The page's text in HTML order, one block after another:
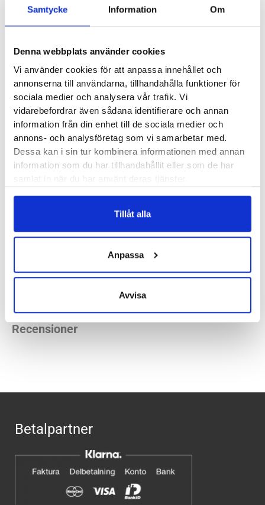
Samtycke Information Om
Denna webbplats använder cookies
Vi använder cookies för att anpassa innehållet och
annonserna till användarna, tillhandahålla funktioner för
sociala medier och analysera vår trafik. Vi
vidarebefordrar även sådana identifierare och annan
information från din enhet till de sociala medier och
annons- och analysföretag som vi samarbetar med.
Dessa kan i sin tur kombinera informationen med annan
information som du har tillhandahållit eller som de har
Tillåt alla
Anpassa
Avvisa
Produktegenskaper
Låg vikt och god stabilitet är två tydliga egenskaper för Hoka
One One Arahi 8. Med pronationsstödet passar den perfekt
för dig som behöver mer stadga. Den här modellen har en
bredare läst och är fint avvägd för dig som behöver mer
utrymme för dina fötter eller helt enkelt trivs med lite mer
Läst:Bred
Vikt:276 g
Häl mm – Framfot mm
Stockholm Hornstull,Stockholm Odengatan
Stockholm Sickla,Stockholm Storgatan,Umeå,Uppsala,
Recensioner
Betalpartner